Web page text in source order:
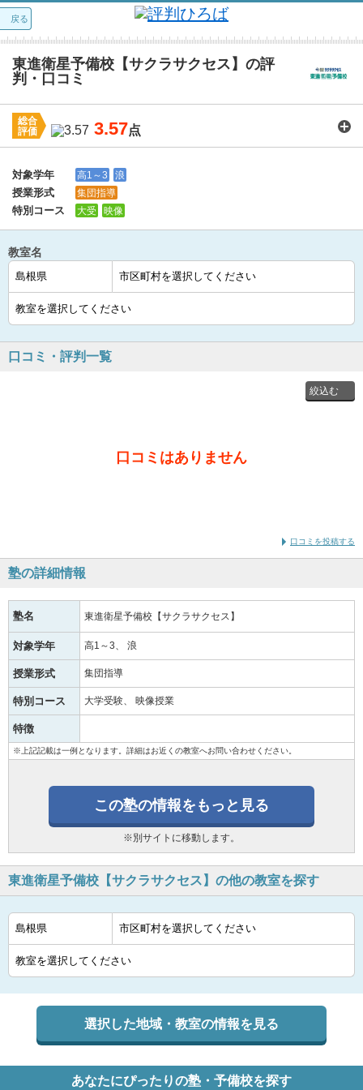
戻る
東進衛星予備校【サクラサクセス】の評
判・口コミ
総合
評価
3.57点
講師：3.9 カリキュラム：3.6 周りの環境：3.3
対象学年
高1～3 浪
授業形式 集団指導
特別コース 大受 映像
教室名
口コミ・評判一覧
口コミはありません
口コミを投稿する
塾の詳細情報
塾名 東進衛星予備校【サクラサクセス】
対象学年 高1～3 浪
授業形式 集団指導
特別コース 大学受験 映像授業
特徴
※上記記載は一例となります。詳細はお近くの教室へお問い合わせください。
この塾の情報をもっと見る
※別サイトに移動します。
東進衛星予備校【サクラサクセス】の他の教室を探す
選択した地域・教室の情報を見る
あなたにぴったりの塾・予備校を探す